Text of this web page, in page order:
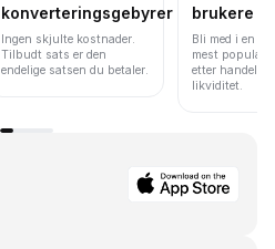
konverteringsgebyrer
Ingen skjulte kostnader.
Tilbudt sats er den
endelige satsen du betaler.
brukere
Bli med i en av
mest
etter
likviditet.